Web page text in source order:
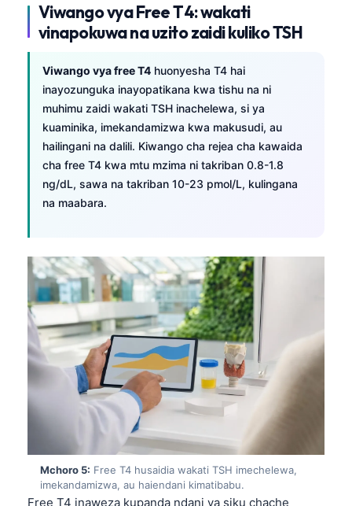
Viwango vyaFree T4: wakati
vinapokuwa na uzito zaidi kulikoTSH
Viwango vya free T4 huonyesha T4 hai
inayozunguka inayopatikana kwa tishu na ni
muhimu zaidi wakati TSH inachelewa, si ya
kuaminika, imekandamizwa kwa makusudi, au
hailingani na dalili. Kiwango cha rejea cha kawaida
cha free T4 kwa mtu mzima ni takriban 0.8-1.8
ng/dL, sawa na takriban 10-23 pmol/L, kulingana
na maabara.
Mchoro 5: Free T4 husaidia wakati TSH imechelewa,
imekandamizwa, au haiendani kimatibabu.
Free T4 inaweza kupanda ndani ya siku chache
Беларуская мова
Esperanto
Frysk
Ślōnskŏ gŏdka
Norsk bokmål